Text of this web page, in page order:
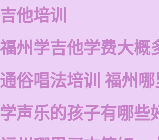
吉他培训
福州学吉他学费大概
通俗唱法培训 福州
学声乐的孩子有哪些